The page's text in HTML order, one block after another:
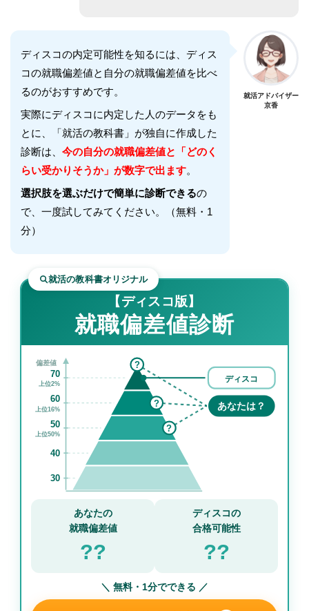
ディスコの内定可能性を知るには、 ディス
コの就職偏差値と自分の就職偏差値を比べ
るのがおすすめです。
実際にディスコ に内定した人のデータをも
とに、「就活の教科書」が独自に作成した
診断は、 今の自分の就職偏差値と「どのく
らい受かりそうか」が数字で出ます。
選択肢を選ぶだけで簡単に診断できるの
で、一度試してみてください。（無料・1
分）
就活アドバイザー
京香
就活の教科書オリジナル
【ディスコ版】
就職偏差値診断
偏差値
70
上位2%
60
上位16%
50
上位50%
40
30
ディスコ
?
?
?
あなたは？
あなたの
就職偏差値
??
ディスコの
合格可能性
??
＼ 無料・1分でできる ／